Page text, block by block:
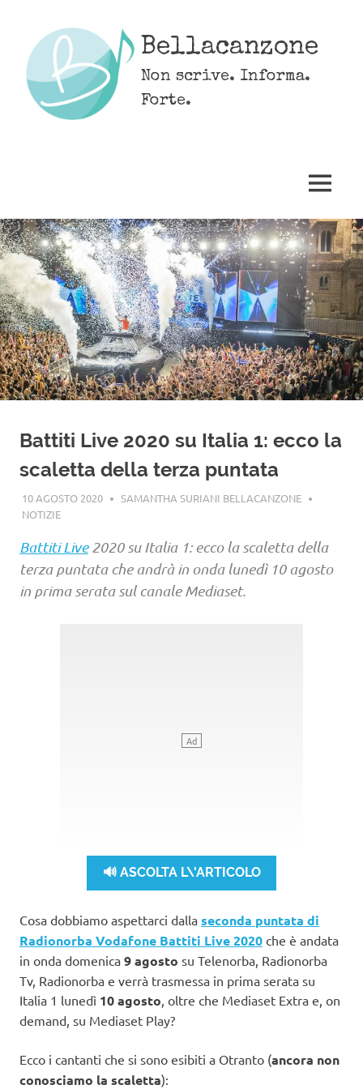
content
Bellacanzone
Non scrive. Informa.
Forte.
MENU
Battiti Live 2020 su Italia 1: ecco la
scaletta della terza puntata
10 AGOSTO 2020
SAMANTHA SURIANI BELLACANZONE
NOTIZIE
Battiti Live2020 su Italia 1: ecco la scaletta della
terza puntata che andrà in onda lunedì 10 agosto
in prima serata sul canale Mediaset.
🔊 ASCOLTA L\'ARTICOLO
Cosa dobbiamo aspettarci dalla seconda puntata di
Radionorba Vodafone Battiti Live 2020 che è andata
in onda domenica 9 agosto su Telenorba, Radionorba
Tv, Radionorba e verrà trasmessa in prima serata su
Italia 1 lunedì 10 agosto , oltre che Mediaset Extra e, on
demand, su Mediaset Play?
Ecco i cantanti che si sono esibiti a Otranto (ancora non
conosciamo la scaletta):